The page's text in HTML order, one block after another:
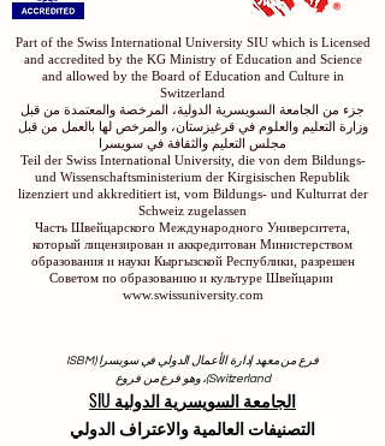
Part of the Swiss International University SIU which is Licensed
and accredited by the KG Ministry of Education and Science
and allowed by the Board of Education and Culture in
Switzerland
جزء من الجامعة السويسرية الدولية، المرخصة والمعتمدة من قبل
وزارة التعليم والعلوم في قرغيزستان، والمرخص لها بالعمل من قبل
مجلس التعليم والثقافة في سويسرا
Teil der Swiss International University, die von dem Bildungs-
und Wissenschaftsministerium der Kirgisischen Republik
lizenziert und akkreditiert ist, vom Bildungs- und Kulturrat der
Schweiz zugelassen
Часть Швейцарского Международного Университета,
который лицензирован и аккредитован Министерством
образования и науки Кыргызской Республики, разрешен
Советом по образованию и культуре Швейцарии
www.swissuniversity.com
فرع من معهد إدارة الأعمال الدولي في سويسرا (ISBM
Switzerland)، وهو فرع من فروع
الجامعة السويسرية الدولية SIU
التصنيفات العالمية والاعتراف الدولي